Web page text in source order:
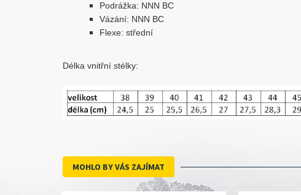
Podrážka: NNN BC
Vázání: NNN BC
Flexe: střední
Délka vnitřní stélky:
MOHLO BY VÁS ZAJÍMAT